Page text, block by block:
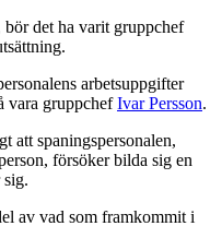
bör det ha varit gruppchef
arbetsuppgifter
vara gruppchefIvar Persson.
att spaningspersonalen,
försöker bilda sig en
av vad som framkommit i